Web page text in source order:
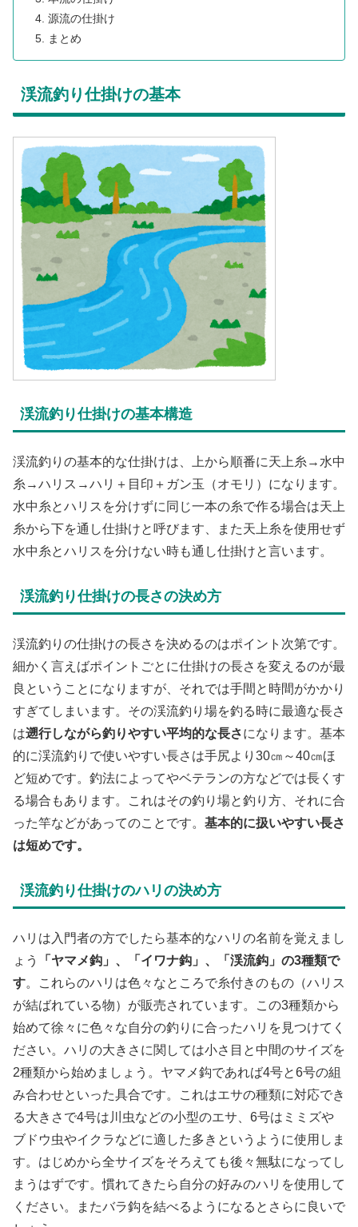
源流の仕掛け
まとめ
渓流釣り仕掛けの基本
渓流釣り仕掛けの基本構造
渓流釣りの基本的な仕掛けは、上から順番に天上糸→水中
糸→ハリス→ハリ＋目印＋ガン玉（オモリ）になります。
水中糸とハリスを分けずに同じ一本の糸で作る場合は天上
糸から下を通し仕掛けと呼びます、また天上糸を使用せず
水中糸とハリスを分けない時も通し仕掛けと言います。
渓流釣り仕掛けの長さの決め方
渓流釣りの仕掛けの長さを決めるのはポイント次第です。
細かく言えばポイントごとに仕掛けの長さを変えるのが最
良ということになりますが、それでは手間と時間がかかり
すぎてしまいます。その渓流釣り場を釣る時に最適な長さ
は遡行しながら釣りやすい平均的な長さになります。基本
的に渓流釣りで使いやすい長さは手尻より30㎝～40㎝ほ
ど短めです。釣法によってやベテランの方などでは長くす
る場合もあります。これはその釣り場と釣り方、それに合
った竿などがあってのことです。 基本的に扱いやすい長さ
は短めです。
渓流釣り仕掛けのハリの決め方
ハリは入門者の方でしたら基本的なハリの名前を覚えまし
ょう
「ヤマメ鈎」、「イワナ鈎」、「渓流鈎」の3種類で
す。これらのハリは色々なところで糸付きのもの（ハリス
が結ばれている物）が販売されています。この3種類から
始めて徐々に色々な自分の釣りに合ったハリを見つけてく
ださい。ハリの大きさに関しては小さ目と中間のサイズを
2種類から始めましょう。ヤマメ鈎であれば4号と6号の組
み合わせといった具合です。これはエサの種類に対応でき
る大きさで4号は川虫などの小型のエサ、6号はミミズや
ブドウ虫やイクラなどに適した多きというように使用しま
す。はじめから全サイズをそろえても後々無駄になってし
まうはずです。慣れてきたら自分の好みのハリを使用して
ください。またバラ鈎を結べるようになるとさらに良いで